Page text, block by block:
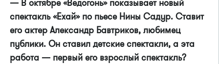
— В октябре «Ведогонь» показывает новый
спектакль «Ехай» по пьесе Нины Садур. Ставит
его актер Александр Бавтриков, любимец
публики. Он ставил детские спектакли, а эта
работа — первый его взрослый спектакль?